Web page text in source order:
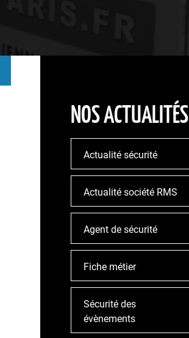
NOS ACTUALITÉS
Actualité sécurité
Actualité société RMS
Agent de sécurité
Fiche métier
Sécurité des
évènements